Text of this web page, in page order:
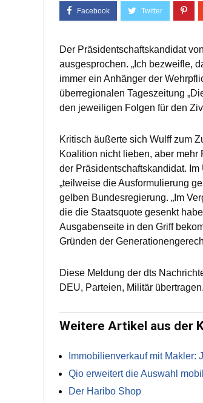
Der Präsidentschaftskandidat
ausgesprochen. „Ich bezweifle,
immer ein Anhänger der
überregionalen Tageszeitung
den jeweiligen Folgen für den
Kritisch äußerte sich Wulff zum
Koalition nicht lieben, aber mehr
der Präsidentschaftskandidat.
„teilweise die Ausformulierung
gelben Bundesregierung. „Im
die die Staatsquote gesenkt
Ausgabenseite in den Griff
Gründen der
Diese Meldung der dts
DEU, Parteien, Militär übertragen.
Weitere Artikel aus der
Immobilienverkauf mit Makler:
Qio erweitert die Auswahl
Der Haribo Shop